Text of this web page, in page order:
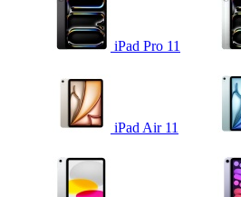
iPad Pro 11
iPad Air 11